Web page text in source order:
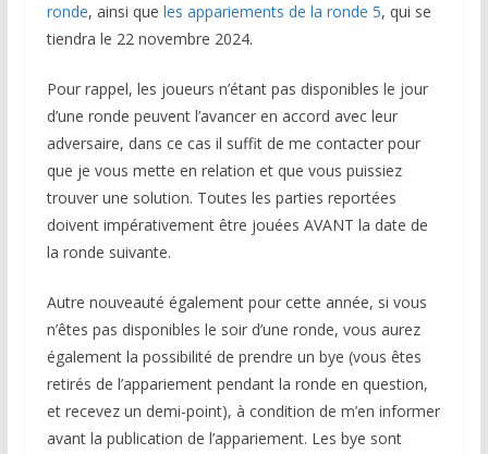
ronde, ainsi que les appariements de la ronde 5, qui se
tiendra le 22 novembre 2024.
Pour rappel, les joueurs n’étant pas disponibles le jour
d’une ronde peuvent l’avancer en accord avec leur
adversaire, dans ce cas il suffit de me contacter pour
que je vous mette en relation et que vous puissiez
trouver une solution. Toutes les parties reportées
doivent impérativement être jouées AVANT la date de
la ronde suivante.
Autre nouveauté également pour cette année, si vous
n’êtes pas disponibles le soir d’une ronde, vous aurez
également la possibilité de prendre un bye (vous êtes
retirés de l’appariement pendant la ronde en question,
et recevez un demi-point), à condition de m’en informer
avant la publication de l’appariement. Les bye sont